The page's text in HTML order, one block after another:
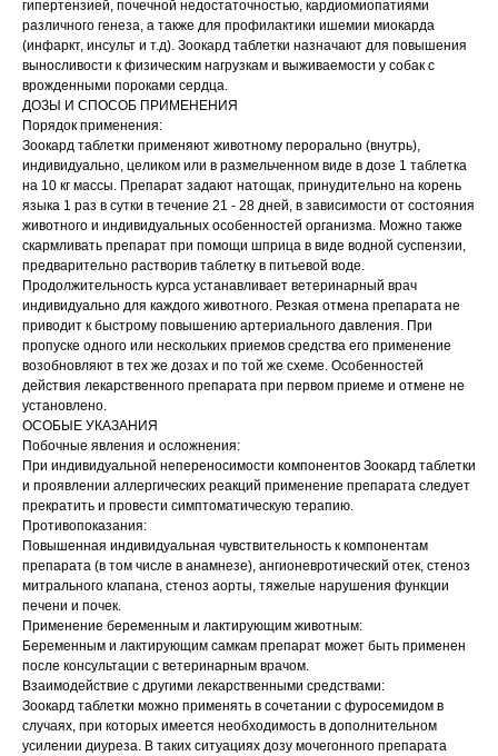
гипертензией, почечной недостаточностью, кардиомиопатиями
различного генеза, а также для профилактики ишемии миокарда
(инфаркт, инсульт и т.д). Зоокард таблетки назначают для повышения
выносливости к физическим нагрузкам и выживаемости у собак с
врожденными пороками сердца.
ДОЗЫ И СПОСОБ ПРИМЕНЕНИЯ
Порядок применения:
Зоокард таблетки применяют животному перорально (внутрь),
индивидуально, целиком или в размельченном виде в дозе 1 таблетка
на 10 кг массы. Препарат задают натощак, принудительно на корень
языка 1 раз в сутки в течение 21 - 28 дней, в зависимости от состояния
животного и индивидуальных особенностей организма. Можно также
скармливать препарат при помощи шприца в виде водной суспензии,
предварительно растворив таблетку в питьевой воде.
Продолжительность курса устанавливает ветеринарный врач
индивидуально для каждого животного. Резкая отмена препарата не
приводит к быстрому повышению артериального давления. При
пропуске одного или нескольких приемов средства его применение
возобновляют в тех же дозах и по той же схеме. Особенностей
действия лекарственного препарата при первом приеме и отмене не
установлено.
ОСОБЫЕ УКАЗАНИЯ
Побочные явления и осложнения:
При индивидуальной непереносимости компонентов Зоокард таблетки
и проявлении аллергических реакций применение препарата следует
прекратить и провести симптоматическую терапию.
Противопоказания:
Повышенная индивидуальная чувствительность к компонентам
препарата (в том числе в анамнезе), ангионевротический отек, стеноз
митрального клапана, стеноз аорты, тяжелые нарушения функции
печени и почек.
Применение беременным и лактирующим животным:
Беременным и лактирующим самкам препарат может быть применен
после консультации с ветеринарным врачом.
Взаимодействие с другими лекарственными средствами:
Зоокард таблетки можно применять в сочетании с фуросемидом в
случаях, при которых имеется необходимость в дополнительном
усилении диуреза. В таких ситуациях дозу мочегонного препарата
© 2015—2026 ООО «Сытая Морда»
Политика конфиденциальности
Согласие на обработку перс. данных
Хотите у нас работать?
Заполнить анкету
Реквизиты